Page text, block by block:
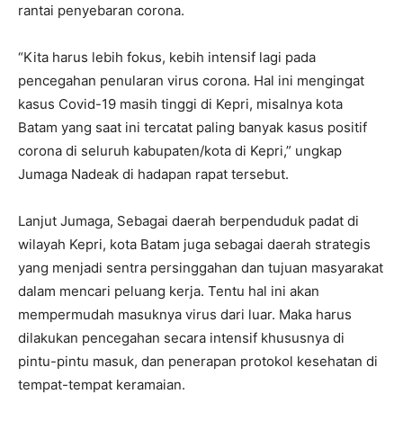
rantai penyebaran corona.
“Kita harus lebih fokus, kebih intensif lagi pada
pencegahan penularan virus corona. Hal ini mengingat
kasus Covid-19 masih tinggi di Kepri, misalnya kota
Batam yang saat ini tercatat paling banyak kasus positif
corona di seluruh kabupaten/kota di Kepri,” ungkap
Jumaga Nadeak di hadapan rapat tersebut.
Lanjut Jumaga, Sebagai daerah berpenduduk padat di
wilayah Kepri, kota Batam juga sebagai daerah strategis
yang menjadi sentra persinggahan dan tujuan masyarakat
dalam mencari peluang kerja. Tentu hal ini akan
mempermudah masuknya virus dari luar. Maka harus
dilakukan pencegahan secara intensif khususnya di
pintu-pintu masuk, dan penerapan protokol kesehatan di
tempat-tempat keramaian.